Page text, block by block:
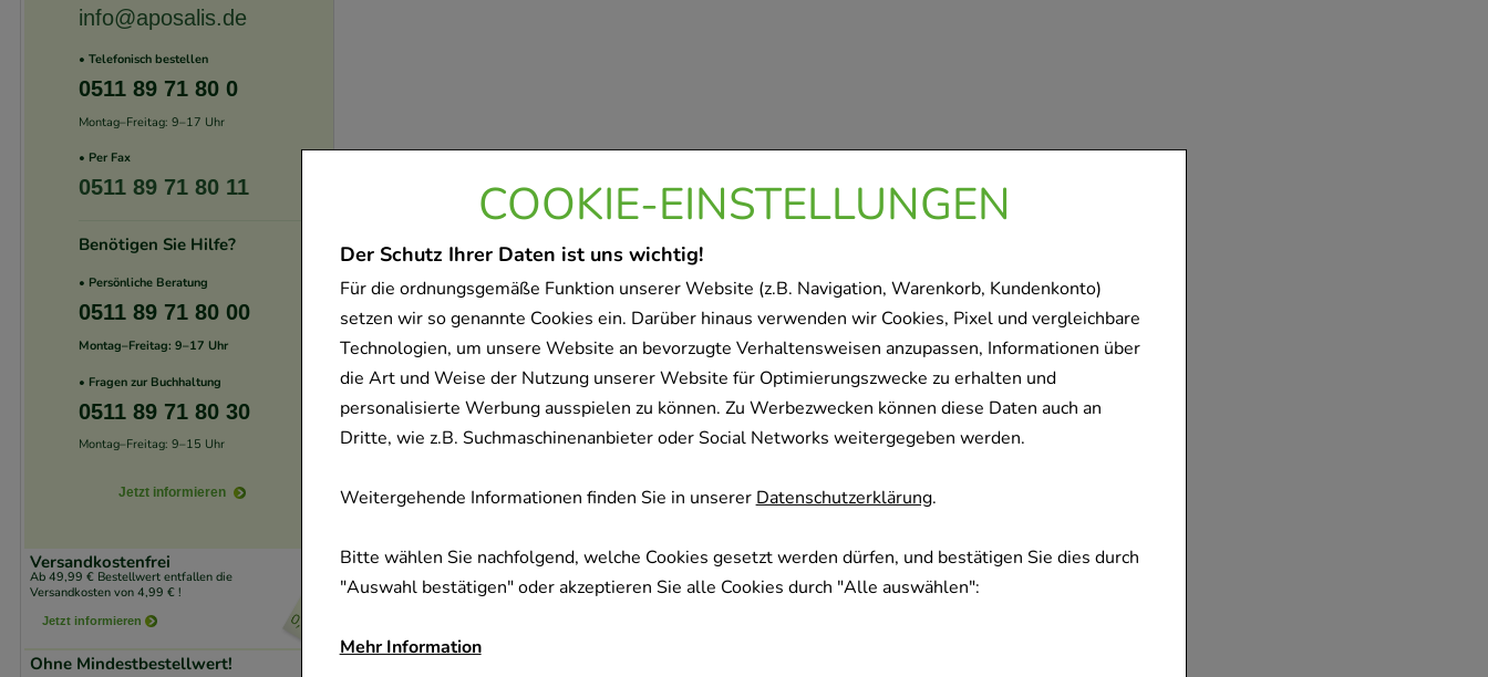
COOKIE-EINSTELLUNGEN
Der Schutz Ihrer Daten ist uns wichtig!
Für die ordnungsgemäße Funktion unserer Website (z.B. Navigation, Warenkorb, Kundenkonto)
setzen wir so genannte Cookies ein. Darüber hinaus verwenden wir Cookies, Pixel und vergleichbare
Technologien, um unsere Website an bevorzugte Verhaltensweisen anzupassen, Informationen über
die Art und Weise der Nutzung unserer Website für Optimierungszwecke zu erhalten und
personalisierte Werbung ausspielen zu können. Zu Werbezwecken können diese Daten auch an
Dritte, wie z.B. Suchmaschinenanbieter oder Social Networks weitergegeben werden.
Weitergehende Informationen finden Sie in unsererDatenschutzerklärung.
Bitte wählen Sie nachfolgend, welche Cookies gesetzt werden dürfen, und bestätigen Sie dies durch
"Auswahl bestätigen" oder akzeptieren Sie alle Cookies durch "Alle auswählen":
Mehr Information
info@aposalis.de
• Telefonisch bestellen
0511 89 71 80 0
Montag–Freitag: 9–17 Uhr
• Per Fax
0511 89 71 80 11
Benötigen Sie Hilfe?
• Persönliche Beratung
0511 89 71 80 00
Montag–Freitag: 9–17 Uhr
• Fragen zur Buchhaltung
0511 89 71 80 30
Montag–Freitag: 9–15 Uhr
Jetzt informieren
Versandkostenfrei
Ab 49,99 € Bestellwert entfallen die
Versandkosten von 4,99 € !
Jetzt informieren
Ohne Mindestbestellwert!